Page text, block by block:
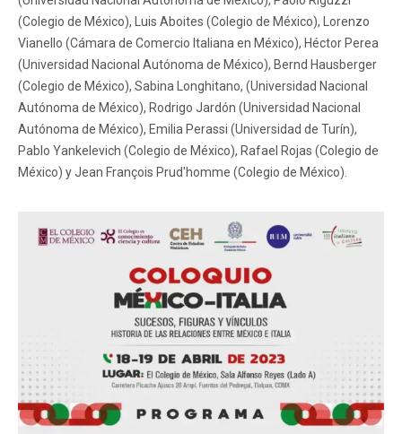
(Colegio de México), Luis Aboites (Colegio de México), Lorenzo
Vianello (Cámara de Comercio Italiana en México), Héctor Perea
(Universidad Nacional Autónoma de México), Bernd Hausberger
(Colegio de México), Sabina Longhitano, (Universidad Nacional
Autónoma de México), Rodrigo Jardón (Universidad Nacional
Autónoma de México), Emilia Perassi (Universidad de Turín),
Pablo Yankelevich (Colegio de México), Rafael Rojas (Colegio de
México) y Jean François Prud'homme (Colegio de México).